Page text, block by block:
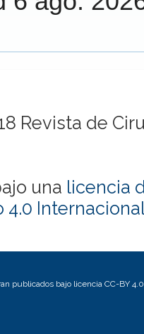
Revista de
una licencia
4.0
publicados bajo licencia CC-BY 4.0